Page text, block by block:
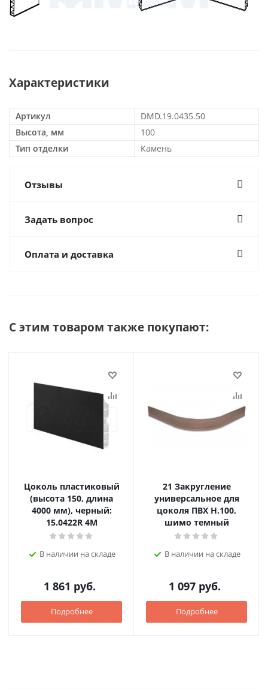
Характеристики
Артикул
DMD.19.0435.50
Высота, мм
100
Тип отделки
Камень
Отзывы
Задать вопрос
Оплата и доставка
С этим товаром также покупают:
Цоколь пластиковый
(высота 150, длина
4000 мм), черный:
15.0422R 4M
В наличии на складе
1 861 руб.
Подробнее
21 Закругление
универсальное для
цоколя ПВХ Н.100,
шимо темный
В наличии на складе
1 097руб.
Подробнее